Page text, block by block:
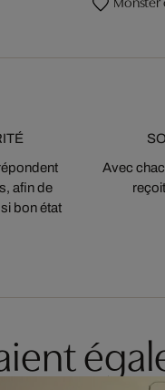
afin de
bon état
Avec